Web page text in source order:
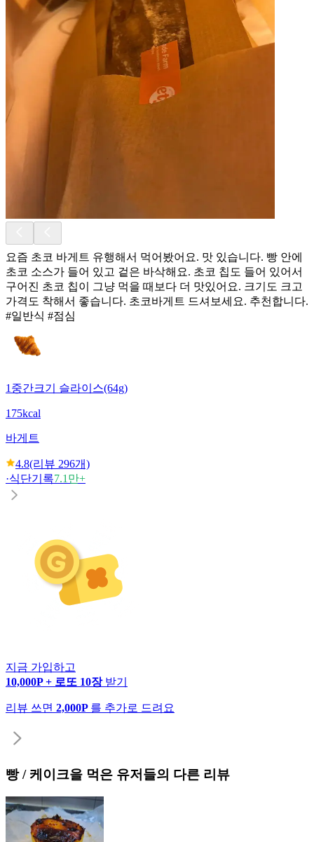
요즘 초코 바게트 유행해서 먹어봤어요. 맛 있습니다. 빵 안에
초코 소스가 들어 있고 겉은 바삭해요. 초코 칩도 들어 있어서
구어진 초코 칩이 그냥 먹을 때보다 더 맛있어요. 크기도 크고
가격도 착해서 좋습니다. 초코바게트 드셔보세요. 추천합니다.
#일반식 #점심
1중간크기 슬라이스(64g)
175kcal
바게트
4.8(리뷰 296개)
·식단기록7.1만+
지금 가입하고
10,000P + 로또 10장 받기
리뷰 쓰면 2,000P 를 추가로 드려요
빵 / 케이크을 먹은 유저들의 다른 리뷰